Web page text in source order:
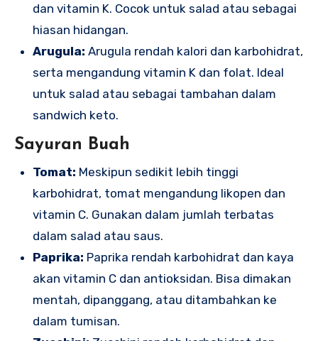
dan vitamin K. Cocok untuk salad atau sebagai
hiasan hidangan.
Arugula: Arugula rendah kalori dan karbohidrat,
serta mengandung vitamin K dan folat. Ideal
untuk salad atau sebagai tambahan dalam
sandwich keto.
Sayuran Buah
Tomat: Meskipun sedikit lebih tinggi
karbohidrat, tomat mengandung likopen dan
vitamin C. Gunakan dalam jumlah terbatas
dalam salad atau saus.
Paprika: Paprika rendah karbohidrat dan kaya
akan vitamin C dan antioksidan. Bisa dimakan
mentah, dipanggang, atau ditambahkan ke
dalam tumisan.